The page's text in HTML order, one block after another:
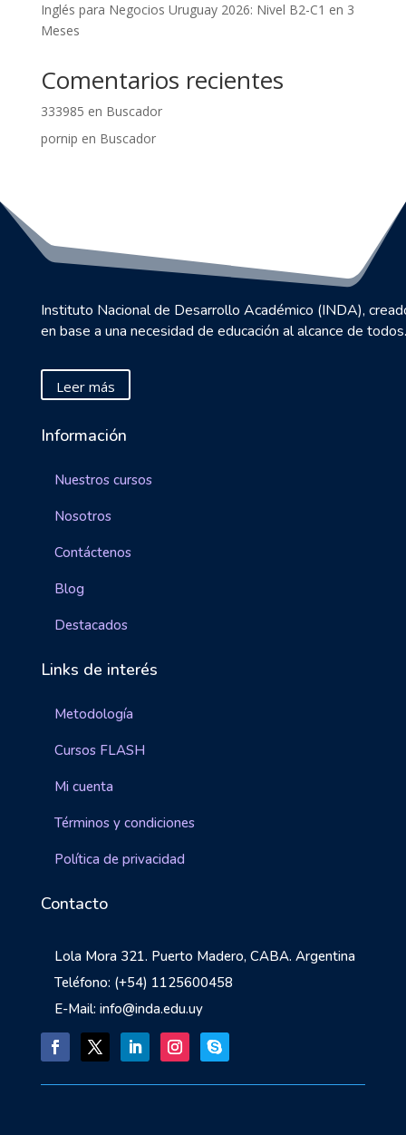
Inglés para Negocios Uruguay 2026: Nivel B2-C1 en 3
Meses
Comentarios recientes
333985 en Buscador
pornip en Buscador
Instituto Nacional de Desarrollo Académico (INDA),
en base a una necesidad de educación al alcance de todos.
Leer más
Información
Nuestros cursos
Nosotros
Contáctenos
Blog
Destacados
Links de interés
Metodología
Cursos FLASH
Mi cuenta
Términos y condiciones
Política de privacidad
Contacto
Lola Mora 321. Puerto Madero, CABA. Argentina
Teléfono: (+54) 1125600458
E-Mail: info@inda.edu.uy